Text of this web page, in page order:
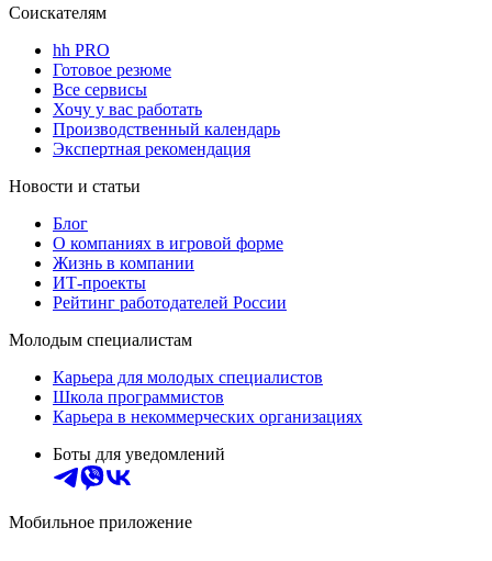
Соискателям
hh PRO
Готовое резюме
Все сервисы
Хочу у вас работать
Производственный календарь
Экспертная рекомендация
Новости и статьи
Блог
О компаниях в игровой форме
Жизнь в компании
ИТ-проекты
Рейтинг работодателей России
Молодым специалистам
Карьера для молодых специалистов
Школа программистов
Карьера в некоммерческих организациях
Боты для уведомлений
Мобильное приложение